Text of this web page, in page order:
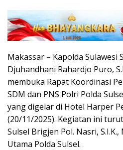
Makassar – Kapolda Sulawesi
Djuhandhani Rahardjo Puro,
membuka Rapat Koordinasi
SDM dan PNS Polri Polda
yang digelar di Hotel Harper
(20/11/2025). Kegiatan ini
Sulsel Brigjen Pol. Nasri,
Utama Polda Sulsel.